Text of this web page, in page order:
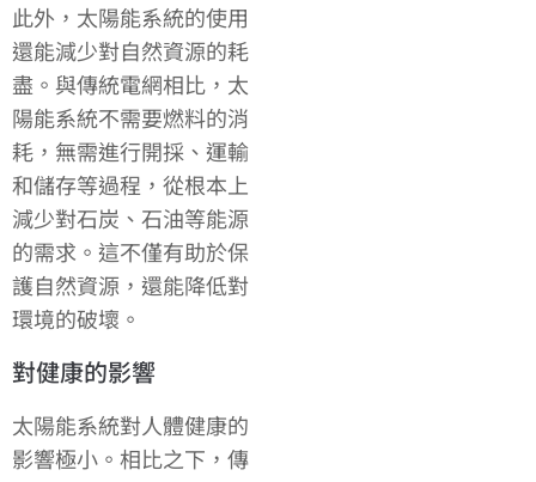
此外，太陽能系統的使用
還能減少對自然資源的耗
盡。與傳統電網相比，太
陽能系統不需要燃料的消
耗，無需進行開採、運輸
和儲存等過程，從根本上
減少對石炭、石油等能源
的需求。這不僅有助於保
護自然資源，還能降低對
環境的破壞。
對健康的影響
太陽能系統對人體健康的
影響極小。相比之下，傳